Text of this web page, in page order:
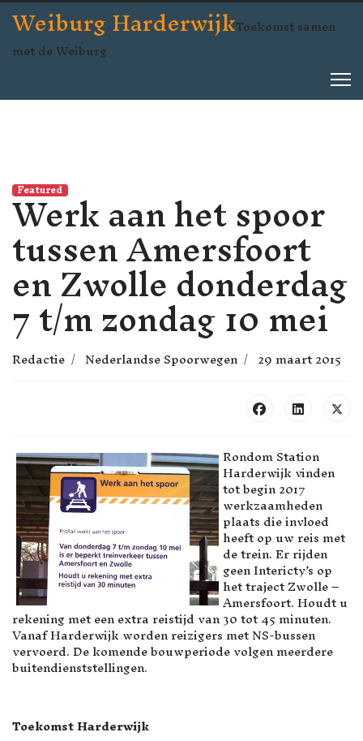
Weiburg HarderwijkToekomst samen
met de Weiburg
Featured
Werk aan het spoor
tussen Amersfoort
en Zwolle donderdag
7 t/m zondag 10 mei
Redactie Nederlandse Spoorwegen 29 maart 2015
Rondom Station
Harderwijk vinden
tot begin 2017
werkzaamheden
plaats die invloed
heeft op uw reis met
de trein. Er rijden
geen Intericty’s op
het traject Zwolle –
Amersfoort. Houdt u
rekening met een extra reistijd van 30 tot 45 minuten.
Vanaf Harderwijk worden reizigers met NS-bussen
vervoerd. De komende bouwperiode volgen meerdere
buitendienststellingen.
Toekomst Harderwijk